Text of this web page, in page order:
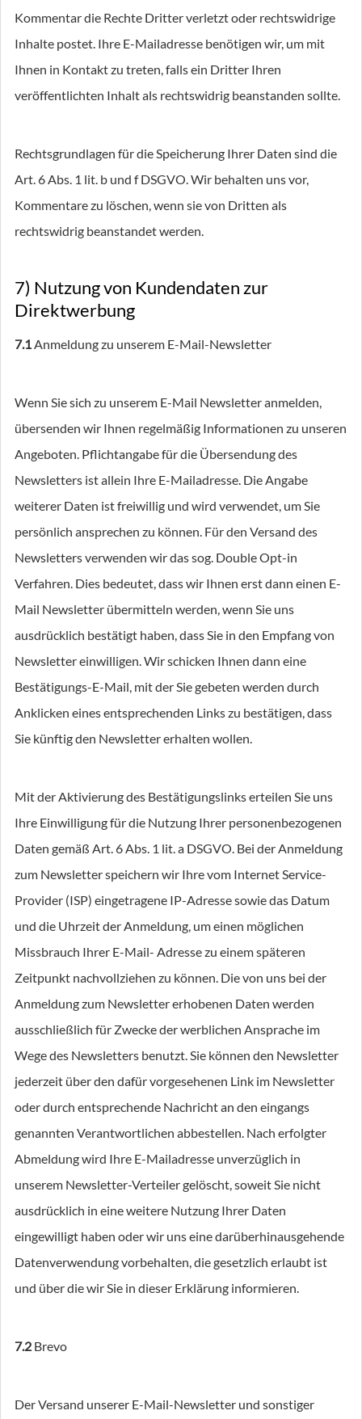
Kommentar die Rechte Dritter verletzt oder rechtswidrige
Inhalte postet. Ihre E-Mailadresse benötigen wir, um mit
Ihnen in Kontakt zu treten, falls ein Dritter Ihren
veröffentlichten Inhalt als rechtswidrig beanstanden sollte.
Rechtsgrundlagen für die Speicherung Ihrer Daten sind die
Art. 6 Abs. 1 lit. b und f DSGVO. Wir behalten uns vor,
Kommentare zu löschen, wenn sie von Dritten als
rechtswidrig beanstandet werden.
7) Nutzung von Kundendaten zur
Direktwerbung
7.1Anmeldung zu unserem E-Mail-Newsletter
Wenn Sie sich zu unserem E-Mail Newsletter anmelden,
übersenden wir Ihnen regelmäßig Informationen zu unseren
Angeboten. Pflichtangabe für die Übersendung des
Newsletters ist allein Ihre E-Mailadresse. Die Angabe
weiterer Daten ist freiwillig und wird verwendet, um Sie
persönlich ansprechen zu können. Für den Versand des
Newsletters verwenden wir das sog. Double Opt-in
Verfahren. Dies bedeutet, dass wir Ihnen erst dann einen E-
Mail Newsletter übermitteln werden, wenn Sie uns
ausdrücklich bestätigt haben, dass Sie in den Empfang von
Newsletter einwilligen. Wir schicken Ihnen dann eine
Bestätigungs-E-Mail, mit der Sie gebeten werden durch
Anklicken eines entsprechenden Links zu bestätigen, dass
Sie künftig den Newsletter erhalten wollen.
Mit der Aktivierung des Bestätigungslinks erteilen Sie uns
Ihre Einwilligung für die Nutzung Ihrer personenbezogenen
Daten gemäß Art. 6 Abs. 1 lit. a DSGVO. Bei der Anmeldung
zum Newsletter speichern wir Ihre vom Internet Service-
Provider (ISP) eingetragene IP-Adresse sowie das Datum
und die Uhrzeit der Anmeldung, um einen möglichen
Missbrauch Ihrer E-Mail- Adresse zu einem späteren
Zeitpunkt nachvollziehen zu können. Die von uns bei der
Anmeldung zum Newsletter erhobenen Daten werden
ausschließlich für Zwecke der werblichen Ansprache im
Wege des Newsletters benutzt. Sie können den Newsletter
jederzeit über den dafür vorgesehenen Link im Newsletter
oder durch entsprechende Nachricht an den eingangs
genannten Verantwortlichen abbestellen. Nach erfolgter
Abmeldung wird Ihre E-Mailadresse unverzüglich in
unserem Newsletter-Verteiler gelöscht, soweit Sie nicht
ausdrücklich in eine weitere Nutzung Ihrer Daten
eingewilligt haben oder wir uns eine darüberhinausgehende
Datenverwendung vorbehalten, die gesetzlich erlaubt ist
und über die wir Sie in dieser Erklärung informieren.
7.2 Brevo
Der Versand unserer E-Mail-Newsletter und sonstiger